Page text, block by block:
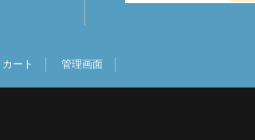
カート 管理画面